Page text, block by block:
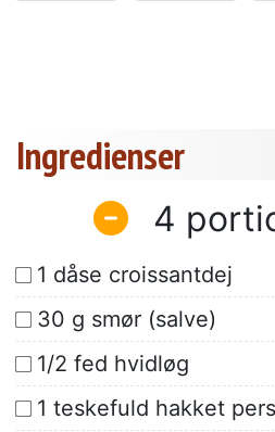
Ingredienser
4
1 dåse croissantdej
30 g smør (salve)
1/2 fed hvidløg
1 teskefuld hakket